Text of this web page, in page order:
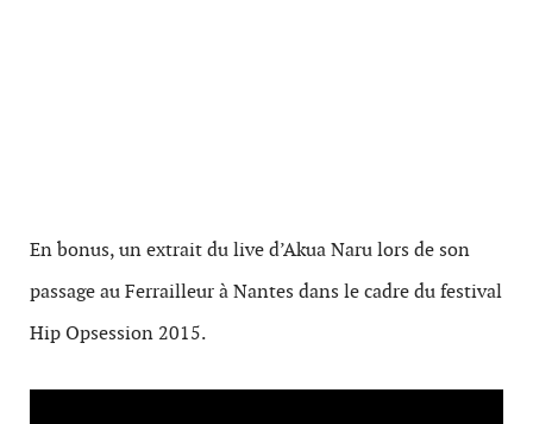
En bonus, un extrait du live d’Akua Naru lors de son
passage au Ferrailleur à Nantes dans le cadre du festival
Hip Opsession 2015.